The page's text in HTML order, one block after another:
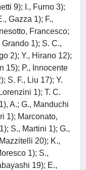
9); I., Furno 3);
Gazza 1); F.,
Francesco;
1); S. C.,
2); Y., Hirano 12);
15); P., Innocente
S. F., Liu 17); Y.
1); T. C.
A.; G., Manduchi
1); Marconato,
S., Martini 1); G.,
20); K.,
1); S.,
19); E.,